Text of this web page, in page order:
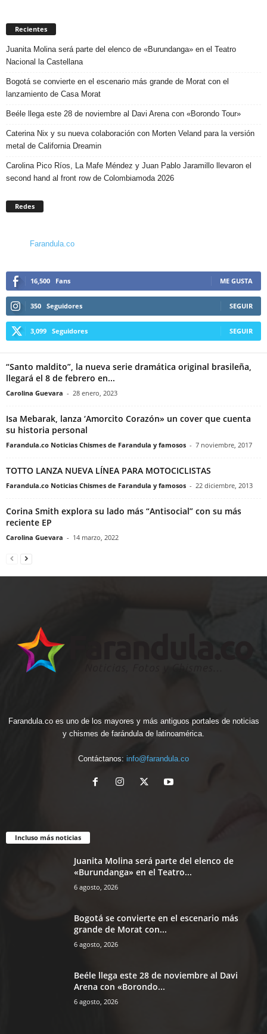
Recientes
Juanita Molina será parte del elenco de «Burundanga» en el Teatro
Nacional la Castellana
Bogotá se convierte en el escenario más grande de Morat con el
lanzamiento de Casa Morat
Beéle llega este 28 de noviembre al Davi Arena con «Borondo Tour»
Caterina Nix y su nueva colaboración con Morten Veland para la versión
metal de California Dreamin
Carolina Pico Ríos, La Mafe Méndez y Juan Pablo Jaramillo llevaron el
second hand al front row de Colombiamoda 2026
Redes
Farandula.co
16,500 Fans ME GUSTA
350 Seguidores SEGUIR
3,099 Seguidores SEGUIR
“Santo maldito”, la nueva serie dramática original brasileña,
llegará el 8 de febrero en...
Carolina Guevara - 28 enero, 2023
Isa Mebarak, lanza ‘Amorcito Corazón» un cover que cuenta
su historia personal
Farandula.co Noticias Chismes de Farandula y famosos - 7 noviembre, 2017
TOTTO LANZA NUEVA LÍNEA PARA MOTOCICLISTAS
Farandula.co Noticias Chismes de Farandula y famosos - 22 diciembre, 2013
Corina Smith explora su lado más “Antisocial” con su más
reciente EP
Carolina Guevara - 14 marzo, 2022
Farandula.co es uno de los mayores y más antiguos portales de noticias
y chismes de farándula de latinoamérica.
Contáctanos: info@farandula.co
Incluso más noticias
Juanita Molina será parte del elenco de
«Burundanga» en el Teatro...
6 agosto, 2026
Bogotá se convierte en el escenario más
grande de Morat con...
6 agosto, 2026
Beéle llega este 28 de noviembre al Davi
Arena con «Borondo...
6 agosto, 2026